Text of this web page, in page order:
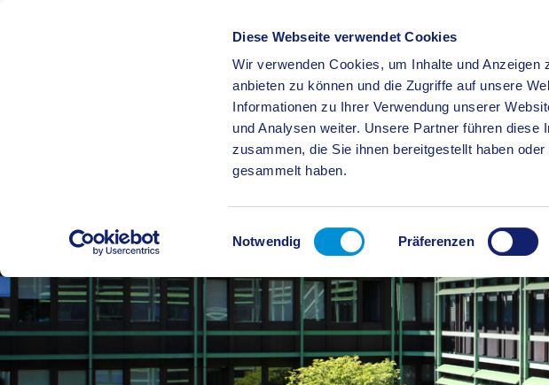
Diese Webseite verwendet Cookies
Wir verwenden Cookies, um Inhalte und
anbieten zu können und die Zugriffe auf unsere
Informationen zu Ihrer Verwendung unserer
und Analysen weiter. Unsere Partner führen
zusammen, die Sie ihnen bereitgestellt haben
gesammelt haben.
Einwilligungsauswahl
Notwendig Präferenzen
BÜRGERSERVICE